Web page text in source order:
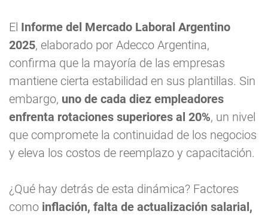
El Informe del Mercado Laboral Argentino
2025, elaborado por Adecco Argentina,
confirma que la mayoría de las empresas
mantiene cierta estabilidad en sus plantillas. Sin
embargo, uno de cada diez empleadores
enfrenta rotaciones superiores al 20%, un nivel
que compromete la continuidad de los negocios
y eleva los costos de reemplazo y capacitación.
¿Qué hay detrás de esta dinámica? Factores
como inflación, falta de actualización salarial,